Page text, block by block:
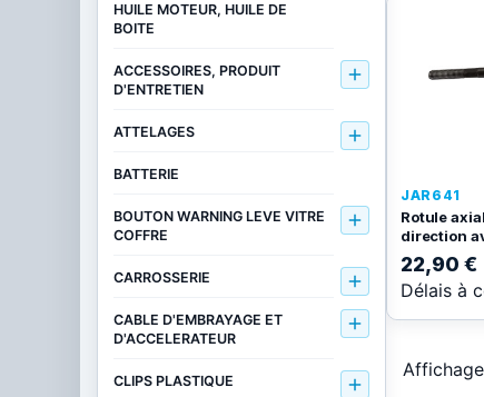
JAR641
Rotule
direction
22,90 €
Délais à
HUILE MOTEUR, HUILE DE
BOITE
ACCESSOIRES, PRODUIT
D'ENTRETIEN

ATTELAGES 
BATTERIE
BOUTON WARNING LEVE VITRE
COFFRE

CARROSSERIE 
CABLE D'EMBRAYAGE ET
D'ACCELERATEUR

CLIPS PLASTIQUE 